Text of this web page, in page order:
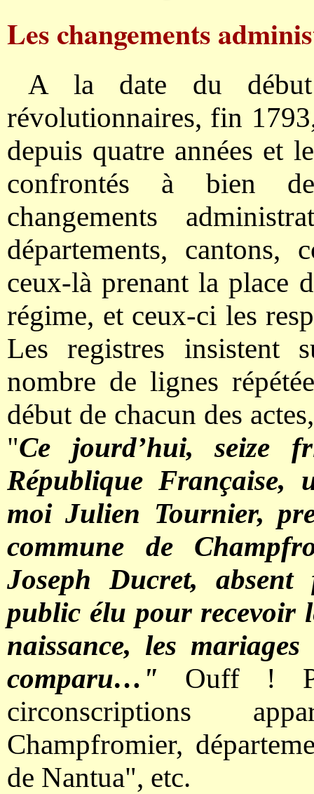
Les changements
A la date du
révolutionnaires, fin
depuis quatre années et
confrontés à bien
changements
départements, cantons,
ceux-là prenant la place
régime, et ceux-ci les
Les registres insistent
nombre de lignes
début de chacun des
"Ce jourd’hui, seize
République Française,
moi Julien Tournier,
commune de
Joseph Ducret,
public élu pour recevoir
naissance, les
comparu…" Ouff !
circonscriptions
Champfromier,
de Nantua", etc.